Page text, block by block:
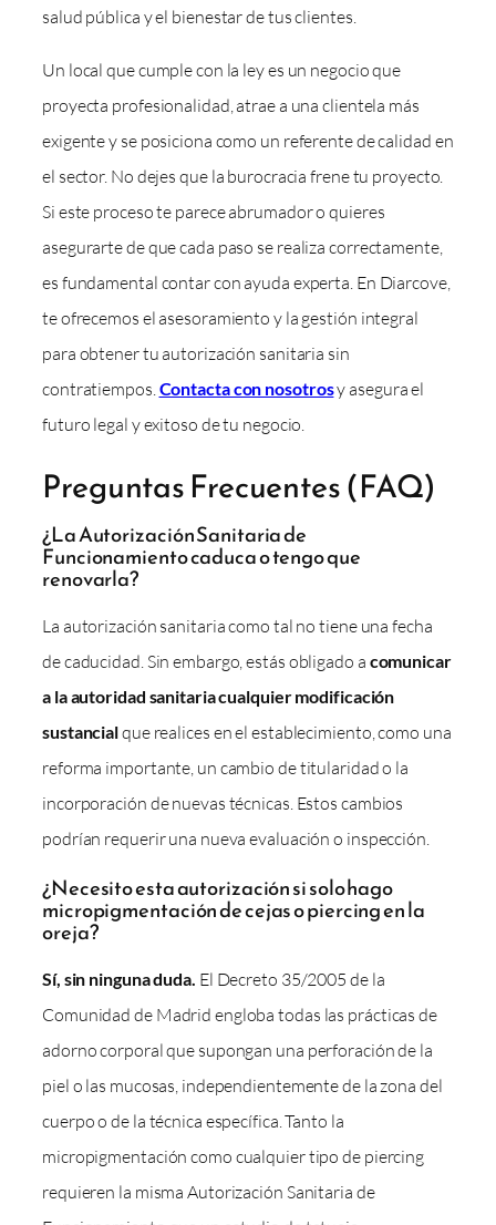
salud pública y el bienestar de tus clientes.
Un local que cumple con la ley es un negocio que
proyecta profesionalidad, atrae a una clientela más
exigente y se posiciona como un referente de calidad en
el sector. No dejes que la burocracia frene tu proyecto.
Si este proceso te parece abrumador o quieres
asegurarte de que cada paso se realiza correctamente,
es fundamental contar con ayuda experta. En Diarcove,
te ofrecemos el asesoramiento y la gestión integral
para obtener tu autorización sanitaria sin
contratiempos.Contacta con nosotrosy asegura el
futuro legal y exitoso de tu negocio.
Preguntas Frecuentes (FAQ)
¿La Autorización Sanitaria de
Funcionamiento caduca o tengo que
renovarla?
La autorización sanitaria como tal no tiene una fecha
de caducidad. Sin embargo, estás obligado a comunicar
a la autoridad sanitaria cualquier modificación
sustancialque realices en el establecimiento, como una
reforma importante, un cambio de titularidad o la
incorporación de nuevas técnicas. Estos cambios
podrían requerir una nueva evaluación o inspección.
¿Necesito esta autorización si solo hago
micropigmentación de cejas o piercing en la
oreja?
Sí, sin ninguna duda. El Decreto 35/2005 de la
Comunidad de Madrid engloba todas las prácticas de
adorno corporal que supongan una perforación de la
piel o las mucosas, independientemente de la zona del
cuerpo o de la técnica específica. Tanto la
micropigmentación como cualquier tipo de piercing
requieren la misma Autorización Sanitaria de